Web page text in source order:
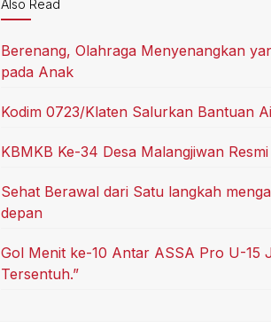
Also Read
Berenang, Olahraga Menyenangkan
pada Anak
Kodim 0723/Klaten Salurkan Bantuan
KBMKB Ke-34 Desa Malangjiwan
Sehat Berawal dari Satu langkah
depan
Gol Menit ke-10 Antar ASSA Pro U-15
Tersentuh.”